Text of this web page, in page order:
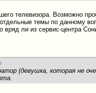
телевизора. Возможно
темы по данному
вряд ли из сервис-центра
(девушка, которая не